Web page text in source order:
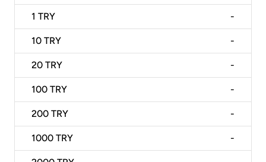
1 TRY -
10 TRY -
20 TRY -
100 TRY -
200 TRY -
1000 TRY -